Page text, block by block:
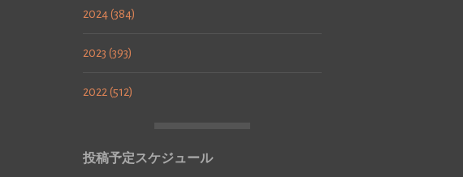
2024 (384)
2023 (393)
2022 (512)
投稿予定スケジュール